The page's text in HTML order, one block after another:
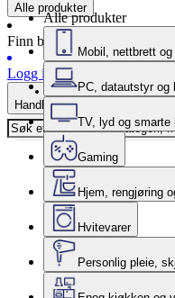
Alle produkter
Finn butikk
Logg inn
Handlekurv
Alle produkter
Mobil, nettbrett
PC, datautstyr og
TV, lyd og smarte
Gaming
Hjem, rengjøring
Hvitevarer
Personlig pleie,